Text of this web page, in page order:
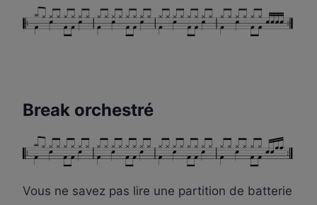
Break orchestré
Vous ne savez pas lire une partition de batterie